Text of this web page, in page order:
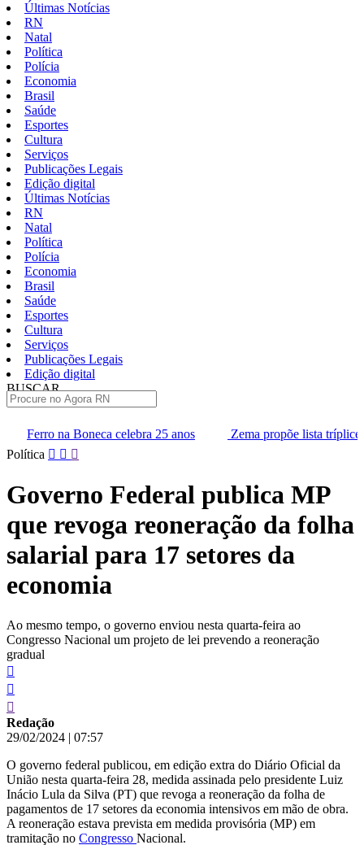
Últimas Notícias
RN
Natal
Política
Polícia
Economia
Brasil
Saúde
Esportes
Cultura
Serviços
Publicações Legais
Edição digital
Últimas Notícias
RN
Natal
Política
Polícia
Economia
Brasil
Saúde
Esportes
Cultura
Serviços
Publicações Legais
Edição digital
BUSCAR
celebra 25 anos
Zema propõe lista tríplice para escolha dos
Pular
conteúdo
Política
Governo Federal publica MP
que revoga reoneração da folha
salarial para 17 setores da
economia
Ao mesmo tempo, o governo enviou nesta quarta-feira ao
Congresso Nacional um projeto de lei prevendo a reoneração
gradual
Redação
29/02/2024 | 07:57
O governo federal publicou, em edição extra do Diário Oficial da
União nesta quarta-feira 28, medida assinada pelo presidente Luiz
Inácio Lula da Silva (PT) que revoga a reoneração da folha de
pagamentos de 17 setores da economia intensivos em mão de obra.
A reoneração estava prevista em medida provisória (MP) em
tramitação no Congresso Nacional.